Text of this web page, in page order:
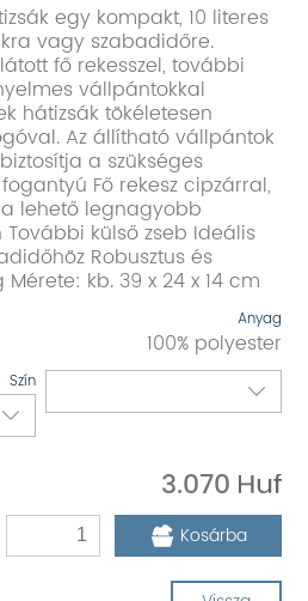
egy kompakt, 10 literes
vagy szabadidőre.
fő rekesszel, további
vállpántokkal
hátizsák tökéletesen
Az állítható vállpántok
a szükséges
Fő rekesz cipzárral,
lehető legnagyobb
külső zseb Ideális
Robusztus és
kb. 39 x 24 x 14 cm
Szín
Anyag
100% polyester
3.070
Kosárba